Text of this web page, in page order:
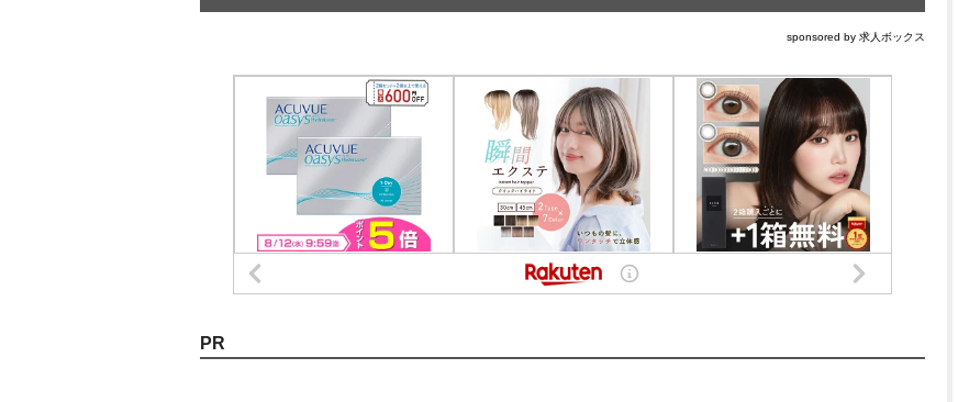
sponsored by 求人ボックス
PR